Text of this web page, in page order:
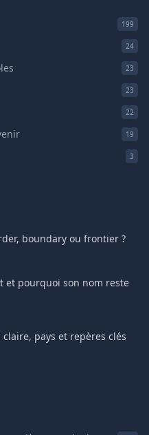
199
24
23
23
22
19
3
boundary ou frontier ?
et pourquoi son nom reste
pays et repères clés